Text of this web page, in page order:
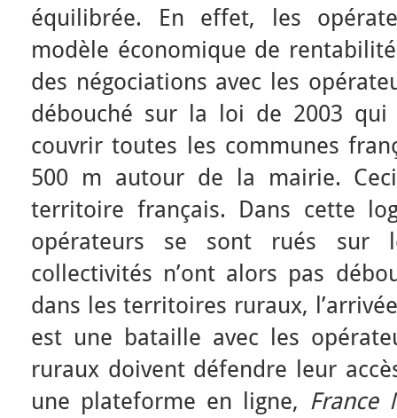
équilibrée. En effet, les
modèle économique de
des négociations avec les
débouché sur la loi de 2003
couvrir toutes les communes
500 m autour de la mairie.
territoire français. Dans cette
opérateurs se sont rués sur
collectivités n’ont alors pas
dans les territoires ruraux,
est une bataille avec les
ruraux doivent défendre leur
une plateforme en ligne, France